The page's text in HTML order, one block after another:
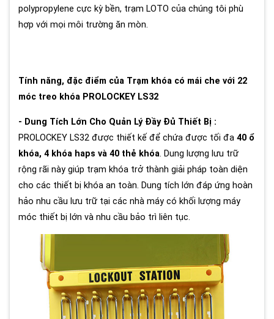
polypropylene cực kỳ bền, trạm LOTO của chúng tôi phù
hợp với mọi môi trường ăn mòn.
Tính năng, đặc điểm của Trạm khóa có mái che với 22
móc treo khóa PROLOCKEY LS32
- Dung Tích Lớn Cho Quản Lý Đầy Đủ Thiết Bị :
PROLOCKEY LS32 được thiết kế để chứa được tối đa 40 ổ
khóa, 4 khóa haps và 40 thẻ khóa. Dung lượng lưu trữ
rộng rãi này giúp trạm khóa trở thành giải pháp toàn diện
cho các thiết bị khóa an toàn. Dung tích lớn đáp ứng hoàn
hảo nhu cầu lưu trữ tại các nhà máy có khối lượng máy
móc thiết bị lớn và nhu cầu bảo trì liên tục.